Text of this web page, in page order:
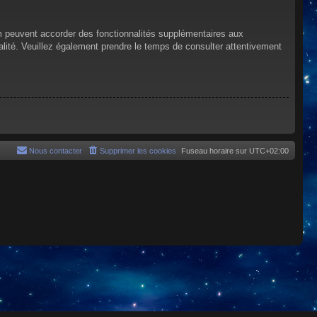
accorder des fonctionnalités supplémentaires aux
Veuillez également prendre le temps de consulter attentivement
Fuseau horaire sur UTC+02:00
Supprimer les cookies
Nous contacter